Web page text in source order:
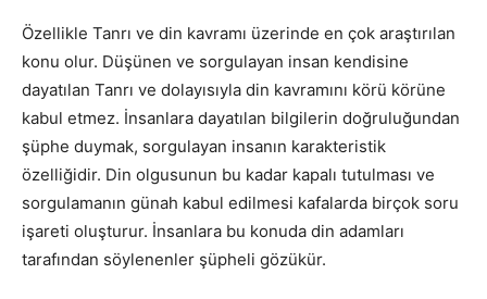
Özellikle Tanrı ve din kavramı üzerinde en çok araştırılan
konu olur. Düşünen ve sorgulayan insan kendisine
dayatılan Tanrı ve dolayısıyla din kavramını körü körüne
kabul etmez. İnsanlara dayatılan bilgilerin doğruluğundan
şüphe duymak, sorgulayan insanın karakteristik
özelliğidir. Din olgusunun bu kadar kapalı tutulması ve
sorgulamanın günah kabul edilmesi kafalarda birçok soru
işareti oluşturur. İnsanlara bu konuda din adamları
tarafından söylenenler şüpheli gözükür.